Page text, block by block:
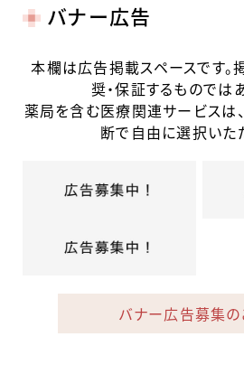
バナー広告
本欄は広告掲載スペースです
奨・保証するものでは
薬局を含む医療関連サービスは
断で自由に選択いた
バナー広告募集の